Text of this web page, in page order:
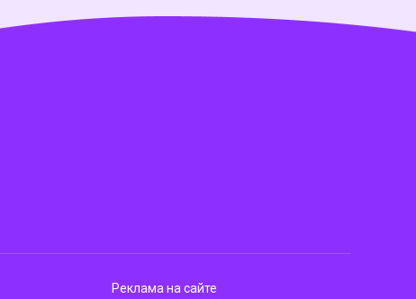
Реклама на сайте